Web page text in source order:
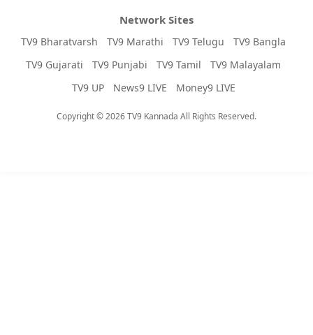
Network Sites
TV9 Bharatvarsh TV9 Marathi TV9 Telugu
TV9 Bangla
TV9 Gujarati
TV9 Punjabi TV9 Tamil
TV9 Malayalam
TV9 UP
News9 LIVE Money9 LIVE
Copyright © 2026 TV9 Kannada All Rights Reserved.